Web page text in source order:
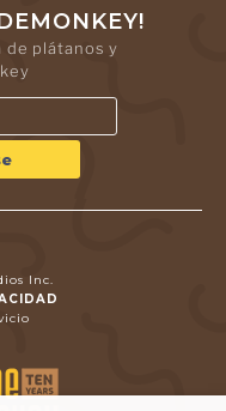
de plátanos y
Inc.